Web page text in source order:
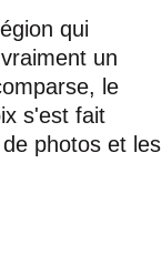
qui
un
le
s'est fait
photos et les